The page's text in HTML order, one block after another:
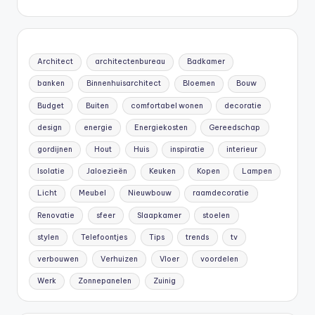
Architect architectenbureau Badkamer
banken Binnenhuisarchitect Bloemen Bouw
Budget Buiten comfortabel wonen decoratie
design energie Energiekosten Gereedschap
gordijnen Hout Huis inspiratie interieur
Isolatie Jaloezieën Keuken Kopen Lampen
Licht Meubel Nieuwbouw raamdecoratie
Renovatie sfeer Slaapkamer stoelen
stylen Telefoontjes Tips trends tv
verbouwen Verhuizen Vloer voordelen
Werk Zonnepanelen Zuinig